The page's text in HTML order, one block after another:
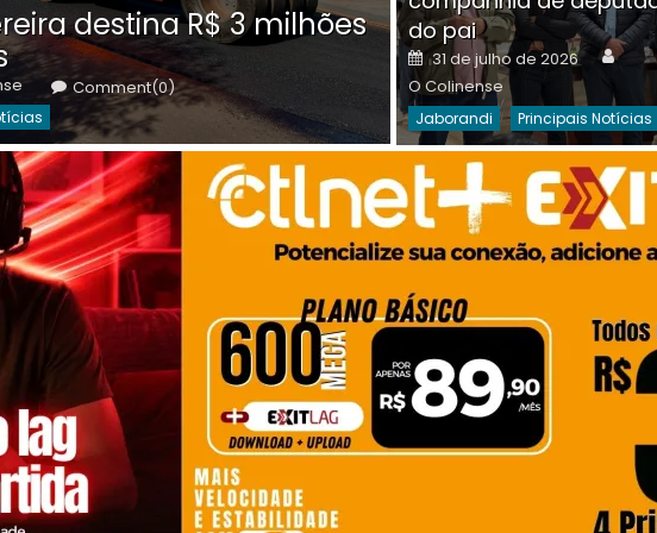
destina R$ 3 milhões
Comment(0)
on
30 de julho de 2026 O
Destaques Da Semana
do pai
Posted
on
31 de julho de 2026
O Colinense
Jaborandi Principais Notícias